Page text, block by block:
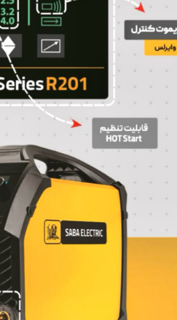
تراز لیزری رونیکس مدل RH-9504 دو خط ۳۶۰
درجه (پس کرایه)
17,000,000